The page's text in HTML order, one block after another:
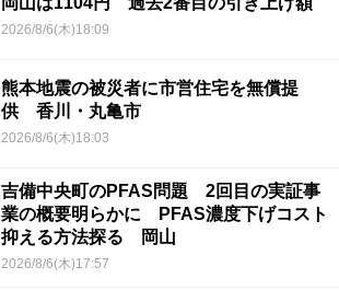
2026/8/6(木)18:09
熊本地震の被災者に市営住宅を無償提
供 香川・丸亀市
2026/8/6(木)18:03
吉備中央町のPFAS問題 2回目の実証事
業の概要明らかに PFAS濃度下げコスト
抑える方法探る 岡山
2026/8/6(木)17:57